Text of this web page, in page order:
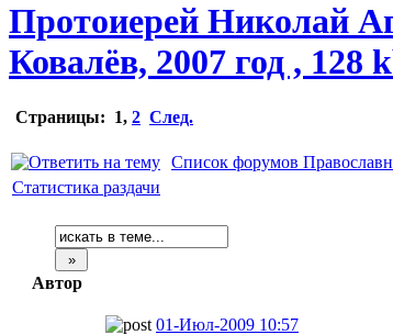
Протоиерей Николай
Ковалёв, 2007 год , 128
Страницы: 1, 2 След.
Список форумов
Статистика раздачи
Автор
01-Июл-2009 10:57